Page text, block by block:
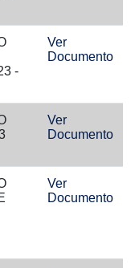
-
Ver
Documento
Ver
Documento
Ver
Documento